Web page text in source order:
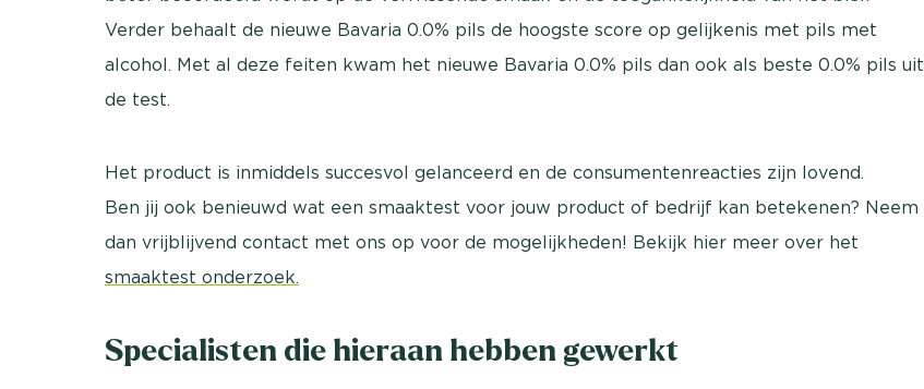
Verder behaalt de nieuwe Bavaria 0.0% pils de hoogste score op gelijkenis met pils met
alcohol. Met al deze feiten kwam het nieuwe Bavaria 0.0% pils dan ook als beste 0.0% pils uit
de test.
Het product is inmiddels succesvol gelanceerd en de consumentenreacties zijn lovend.
Ben jij ook benieuwd wat een smaaktest voor jouw product of bedrijf kan betekenen? Neem
dan vrijblijvend contact met ons op voor de mogelijkheden! Bekijk hier meer over het
smaaktest onderzoek.
Specialisten die hieraan hebben gewerkt